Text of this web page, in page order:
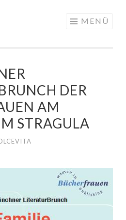
MENÜ
DER
AM
STRAGULA